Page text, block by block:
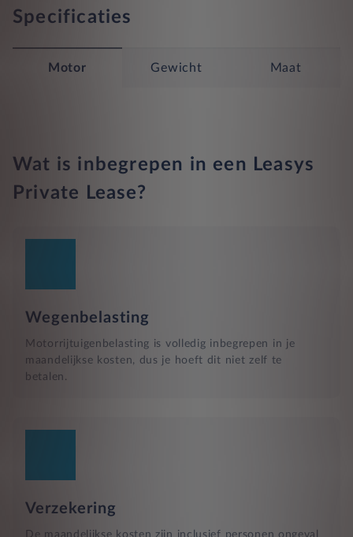
Specificaties
Motor Gewicht Maat
Wat is inbegrepen in een Leasys
Private Lease?
Wegenbelasting
Motorrijtuigenbelasting is volledig inbegrepen in je
maandelijkse kosten, dus je hoeft dit niet zelf te
betalen.
Verzekering
De maandelijkse kosten zijn inclusief personen ongeval